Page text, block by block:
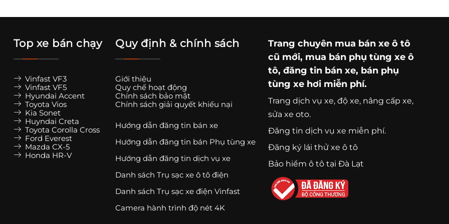
Top xe bán chạy
Vinfast VF3
Vinfast VF5
Hyundai Accent
Toyota Vios
Kia Sonet
Huyndai Creta
Toyota Corolla Cross
Ford Everest
Mazda CX-5
Honda HR-V
Quy định & chính sách
Giới thiệu
Quy chế hoạt động
Chính sách bảo mật
Chính sách giải quyết khiếu nại
Hướng dẫn đăng tin bán xe
Hướng dẫn đăng tin bán Phụ tùng xe
Hướng dẫn đăng tin dịch vụ xe
Danh sách Trụ sạc xe ô tô điện
Danh sách Trụ sạc xe điện Vinfast
Camera hành trình độ nét 4K
Trang chuyên mua bán xe ô tô
cũ mới, mua bán phụ tùng xe ô
tô, đăng tin bán xe, bán phụ
tùng xe hơi miễn phí.
Trang dịch vụ xe, độ xe, nâng cấp xe,
sửa xe oto.
Đăng tin dịch vụ xe miễn phí.
Đăng ký lái thử xe ô tô
Bảo hiểm ô tô tại Đà Lạt